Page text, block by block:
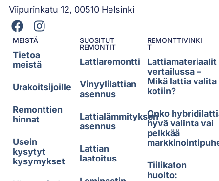
Viipurinkatu 12, 00510 Helsinki
MEISTÄ
Tietoa
meistä
Urakoitsijoille
Remonttien
hinnat
Usein
kysytyt
kysymykset
SUOSITUT
REMONTIT
Lattiaremontti
Vinyylilattian
asennus
Lattialämmityksen
asennus
Lattian
laatoitus
REMONTTIVINKI
T
Lattiamateriaalit
vertailussa –
Mikä lattia valita
kotiin?
Onko
hyvä valinta vai
pelkkää
Tiilikaton
huolto: